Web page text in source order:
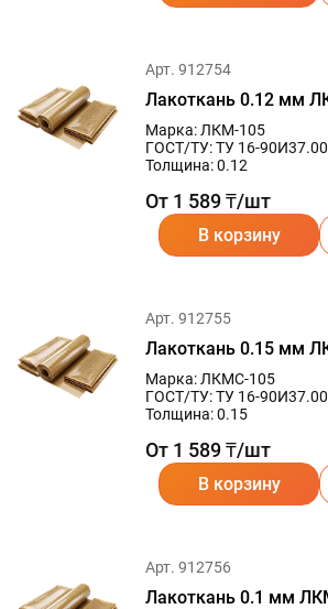
Арт. 912754
Лакоткань 0.12 мм
Марка: ЛКМ-105
ГОСТ/ТУ: ТУ 16-
Толщина: 0.12
От 1 589 ₸/шт
В корзину
Арт. 912755
Лакоткань 0.15 мм
Марка: ЛКМC-105
ГОСТ/ТУ: ТУ 16-
Толщина: 0.15
От 1 589 ₸/шт
В корзину
Арт. 912756
Лакоткань 0.1 мм